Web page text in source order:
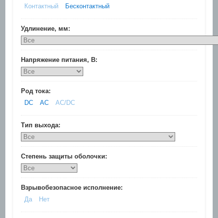
Контактный
Бесконтактный
Удлинение, мм:
Напряжение питания, В:
Род тока:
DC
AC AC/DC
Тип выхода:
Степень защиты оболочки:
Взрывобезопасное исполнение:
Да
Нет